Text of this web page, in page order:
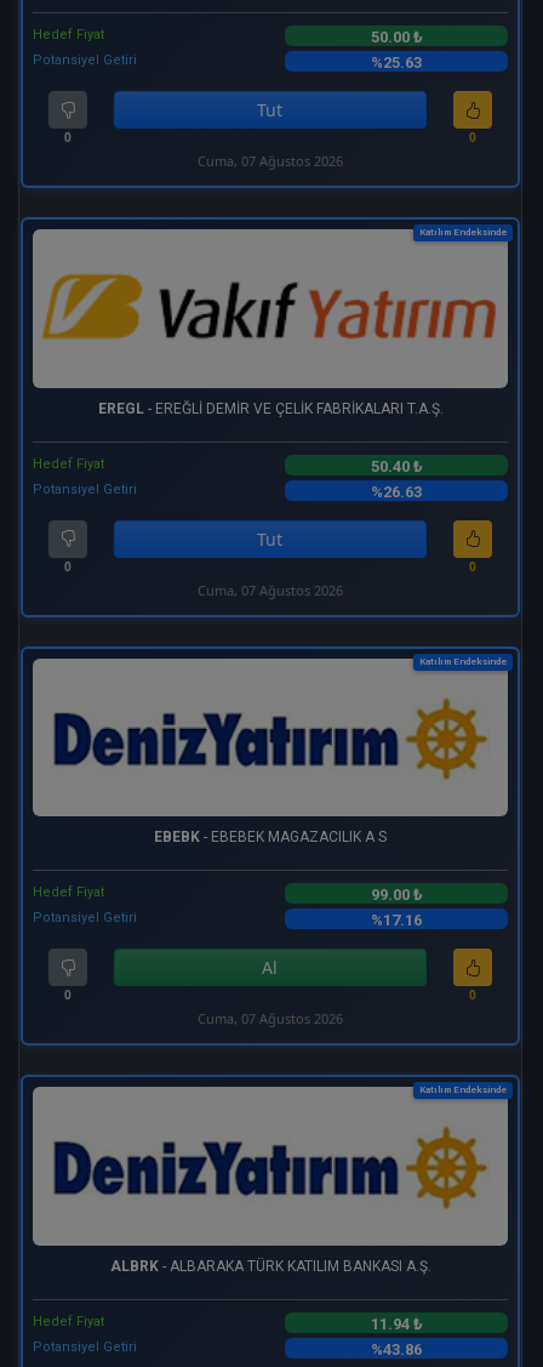
Hedef Fiyat 50.00 ₺
Potansiyel Getiri %25.63
0
Tut
0
Cuma, 07 Ağustos 2026
Katılım Endeksinde
EREGL - EREĞLİ DEMİR VE ÇELİK FABRİKALARI T.A.Ş.
Hedef Fiyat 50.40 ₺
Potansiyel Getiri %26.63
0
Tut
0
Cuma, 07 Ağustos 2026
Katılım Endeksinde
EBEBK - EBEBEK MAGAZACILIK A S
Hedef Fiyat 99.00 ₺
Potansiyel Getiri %17.16
0
Al
0
Cuma, 07 Ağustos 2026
Katılım Endeksinde
ALBRK- ALBARAKA TÜRK KATILIM BANKASI A.Ş.
Hedef Fiyat 11.94 ₺
Potansiyel Getiri %43.86